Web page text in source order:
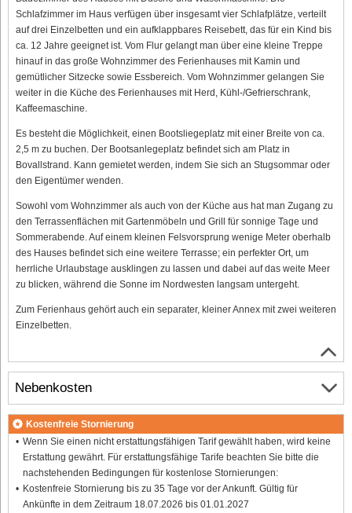
Schlafzimmer im Haus verfügen über insgesamt vier Schlafplätze, verteilt
auf drei Einzelbetten und ein aufklappbares Reisebett, das für ein Kind bis
ca. 12 Jahre geeignet ist. Vom Flur gelangt man über eine kleine Treppe
hinauf in das große Wohnzimmer des Ferienhauses mit Kamin und
gemütlicher Sitzecke sowie Essbereich. Vom Wohnzimmer gelangen Sie
weiter in die Küche des Ferienhauses mit Herd, Kühl-/Gefrierschrank,
Kaffeemaschine.
Es besteht die Möglichkeit, einen Bootsliegeplatz mit einer Breite von ca.
2,5 m zu buchen. Der Bootsanlegeplatz befindet sich am Platz in
Bovallstrand. Kann gemietet werden, indem Sie sich an Stugsommar oder
den Eigentümer wenden.
Sowohl vom Wohnzimmer als auch von der Küche aus hat man Zugang zu
den Terrassenflächen mit Gartenmöbeln und Grill für sonnige Tage und
Sommerabende. Auf einem kleinen Felsvorsprung wenige Meter oberhalb
des Hauses befindet sich eine weitere Terrasse; ein perfekter Ort, um
herrliche Urlaubstage ausklingen zu lassen und dabei auf das weite Meer
zu blicken, während die Sonne im Nordwesten langsam untergeht.
Zum Ferienhaus gehört auch ein separater, kleiner Annex mit zwei weiteren
Einzelbetten.
Nebenkosten
Kostenfreie Stornierung
Wenn Sie einen nicht erstattungsfähigen Tarif gewählt haben, wird keine
Erstattung gewährt. Für erstattungsfähige Tarife beachten Sie bitte die
nachstehenden Bedingungen für kostenlose Stornierungen:
Kostenfreie Stornierung bis zu 35 Tage vor der Ankunft. Gültig für
Ankünfte in dem Zeitraum 18.07.2026 bis 01.01.2027